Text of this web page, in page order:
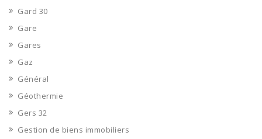
Gard 30
Gare
Gares
Gaz
Général
Géothermie
Gers 32
Gestion de biens immobiliers